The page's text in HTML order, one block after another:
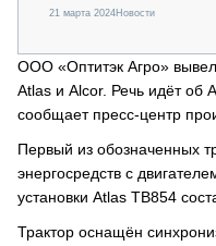
21 марта 2024Новости
ООО «Оптитэк Агро»
Atlas и Alcor. Речь идёт об
сообщает пресс-центр
Первый из обозначенных
энергосредств с
установки Atlas TB854
Трактор оснащён